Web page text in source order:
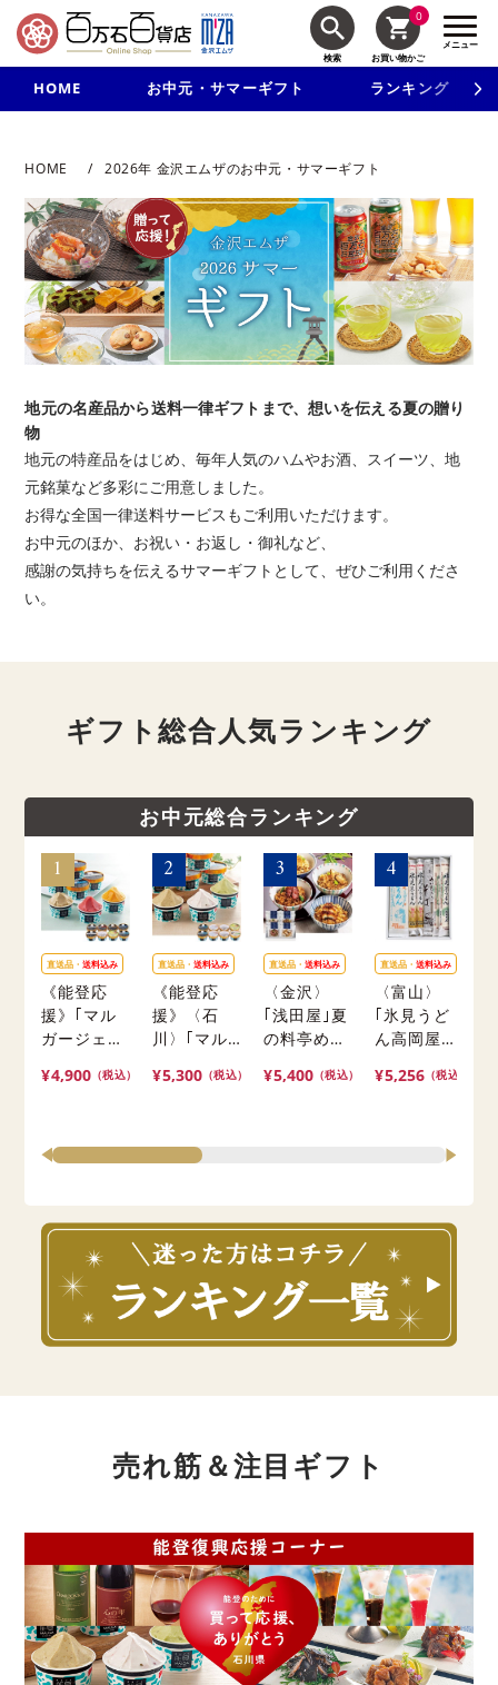
検索
0
お買い物かご
メニュー
HOME お中元・サマーギフト ランキング
新規入会で3千円以上で使える500円クーポンを進呈！
HOME 2026年 金沢エムザのお中元・サマーギフト
地元の名産品から送料一律ギフトまで、想いを伝える夏の贈り
物
地元の特産品をはじめ、毎年人気のハムやお酒、スイーツ、地
元銘菓など多彩にご用意しました。
お得な全国一律送料サービスもご利用いただけます。
お中元のほか、お祝い・お返し・御礼など、
感謝の気持ちを伝えるサマーギフトとして、ぜひご利用くださ
い。
ギフト総合人気ランキング
お中元総合ランキング
直送品・送料込み
《能登応
援》｢マル
ガージェラ
賞・まるご
8〈2026〉
北海道・沖
縄・離島に
はお届け出
来ません。
¥4,900 （税込）
直送品・送料込み
《能登応
援》〈石
川〉｢マル
ート｣ALL受
〈2026〉
北海道・沖
縄・離島に
はお届け出
来ません。
¥5,300 （税込）
直送品・送料込み
〈金沢〉
｢浅田屋｣夏
の料亭めし
凍】※離島
¥5,400 （税込）
直送品・送料込み
〈富山〉
｢氷見うど
ん高岡屋本
見うどん細
ば・細丸め
離島にはお
届け出来ま
せん。
¥5,256 （税込）
売れ筋＆注目ギフト